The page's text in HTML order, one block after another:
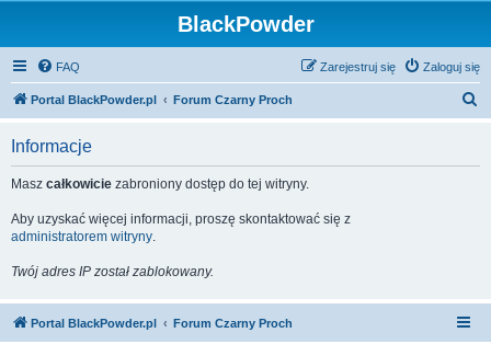
BlackPowder
FAQ Zaloguj się
Zarejestruj się
Portal BlackPowder.pl Forum Czarny Proch
Informacje
Masz całkowicie zabroniony dostęp do tej witryny.
Aby uzyskać więcej informacji, proszę skontaktować się z
administratorem witryny.
Twój adres IP został zablokowany.
Portal BlackPowder.pl Forum Czarny Proch